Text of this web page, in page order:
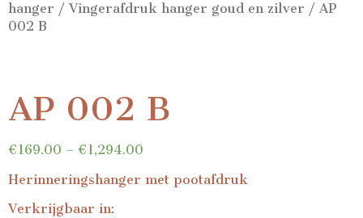
hanger / Vingerafdruk hanger goud en zilver / AP
002 B
AP 002 B
€169.00 – €1,294.00
Herinneringshanger met pootafdruk
Verkrijgbaar in: